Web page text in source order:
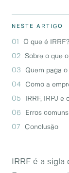
NESTE ARTIGO
O que é IRRF?
Sobre o que
Quem paga o
Como a
IRRF, IRPJ
Erros
Conclusão
IRRF é a